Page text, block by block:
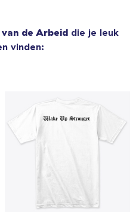
van de Arbeid die je leuk
vinden: